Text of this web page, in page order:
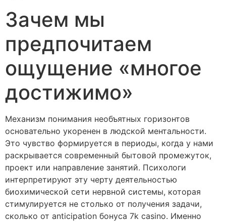
Зачем мы
предпочитаем
ощущение «многое
достижимо»
Механизм понимания необъятных горизонтов
основательно укоренен в людской ментальности.
Это чувство формируется в периоды, когда у нами
раскрывается современный бытовой промежуток,
проект или направление занятий. Психологи
интерпретируют эту черту деятельностью
биохимической сети нервной системы, которая
стимулируется не столько от получения задачи,
сколько от anticipation бонуса 7k casino. Именно